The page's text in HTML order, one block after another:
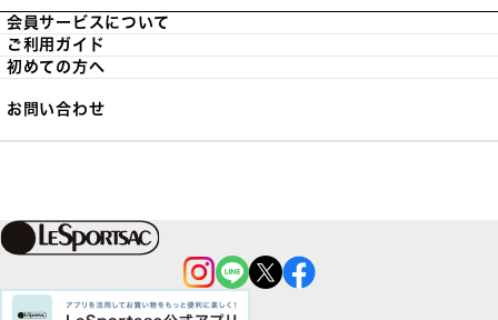
会員サービスについて
ご利用ガイド
初めての方へ
お問い合わせ